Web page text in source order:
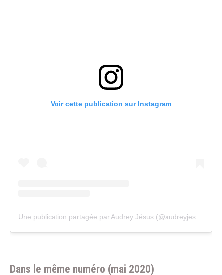
Voir cette publication sur Instagram
Dans le même numéro (mai 2020)